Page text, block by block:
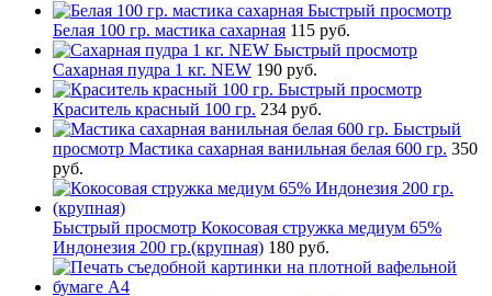
Быстрый просмотр
Белая 100 гр. мастика сахарная 115 руб.
Быстрый просмотр
Сахарная пудра 1 кг. NEW 190 руб.
Быстрый просмотр
Краситель красный 100 гр. 234 руб.
Быстрый
просмотр Мастика сахарная ванильная белая 600 гр. 350
руб.
Быстрый просмотр Кокосовая стружка медиум 65%
Индонезия 200 гр.(крупная) 180 руб.